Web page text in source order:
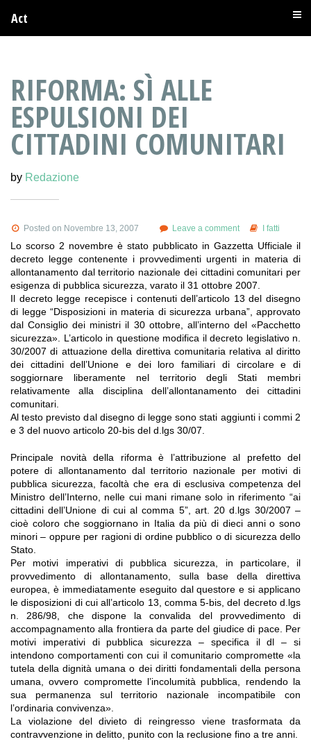
Act
RIFORMA: SÌ ALLE
ESPULSIONI DEI
CITTADINI COMUNITARI
by Redazione
Posted on Novembre 13, 2007 Leave a comment I fatti
Lo scorso 2 novembre è stato pubblicato in Gazzetta Ufficiale il
decreto legge contenente i provvedimenti urgenti in materia di
allontanamento dal territorio nazionale dei cittadini comunitari per
esigenza di pubblica sicurezza, varato il 31 ottobre 2007.
Il decreto legge recepisce i contenuti dell’articolo 13 del disegno
di legge “Disposizioni in materia di sicurezza urbana”, approvato
dal Consiglio dei ministri il 30 ottobre, all’interno del «Pacchetto
sicurezza». L’articolo in questione modifica il decreto legislativo n.
30/2007 di attuazione della direttiva comunitaria relativa al diritto
dei cittadini dell’Unione e dei loro familiari di circolare e di
soggiornare liberamente nel territorio degli Stati membri
relativamente alla disciplina dell’allontanamento dei cittadini
comunitari.
Al testo previsto dal disegno di legge sono stati aggiunti i commi 2
e 3 del nuovo articolo 20-bis del d.lgs 30/07.
Principale novità della riforma è l’attribuzione al prefetto del
potere di allontanamento dal territorio nazionale per motivi di
pubblica sicurezza, facoltà che era di esclusiva competenza del
Ministro dell’Interno, nelle cui mani rimane solo in riferimento “ai
cittadini dell’Unione di cui al comma 5”, art. 20 d.lgs 30/2007 –
cioè coloro che soggiornano in Italia da più di dieci anni o sono
minori – oppure per ragioni di ordine pubblico o di sicurezza dello
Stato.
Per motivi imperativi di pubblica sicurezza, in particolare, il
provvedimento di allontanamento, sulla base della direttiva
europea, è immediatamente eseguito dal questore e si applicano
le disposizioni di cui all’articolo 13, comma 5-bis, del decreto d.lgs
n. 286/98, che dispone la convalida del provvedimento di
accompagnamento alla frontiera da parte del giudice di pace. Per
motivi imperativi di pubblica sicurezza – specifica il dl – si
intendono comportamenti con cui il comunitario compromette «la
tutela della dignità umana o dei diritti fondamentali della persona
umana, ovvero compromette l’incolumità pubblica, rendendo la
sua permanenza sul territorio nazionale incompatibile con
l’ordinaria convivenza».
La violazione del divieto di reingresso viene trasformata da
contravvenzione in delitto, punito con la reclusione fino a tre anni.